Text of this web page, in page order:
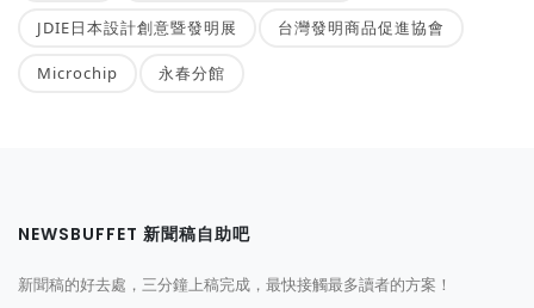
JDIE日本設計創意暨發明展 台灣發明商品促進協會
Microchip 永春分館
NEWSBUFFET 新聞稿自助吧
新聞稿的好去處，三分鐘上稿完成，最快接觸最多讀者的方案！